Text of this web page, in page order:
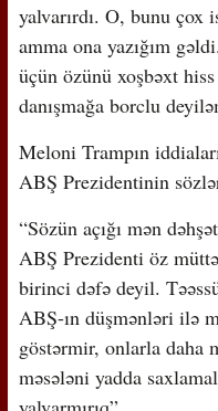
yalvarırdı. O, bunu
amma ona yazığım
üçün özünü xoşbəxt
danışmağa borclu
Meloni Trampın
ABŞ Prezidentinin
“Sözün açığı mən
ABŞ Prezidenti öz
birinci dəfə deyil.
ABŞ-ın düşmənləri ilə
göstərmir, onlarla daha
məsələni yadda